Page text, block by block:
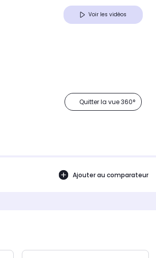
Voir les vidéos
Quitter la vue 360°
Ajouter au comparateur